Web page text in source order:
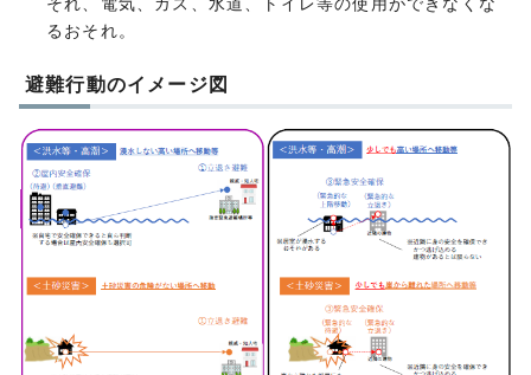
るおそれ。
避難行動のイメージ図